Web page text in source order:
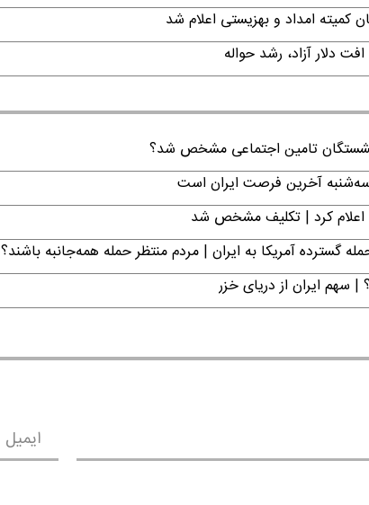
تامین اجتماعی مشخص شد؟
آخرین فرصت ایران است
اعلام کرد | تکلیف مشخص شد
گسترده آمریکا به ایران | مردم منتظر حمله همه‌جانبه باشند؟
سهم ایران از دریای خزر
ایمیل